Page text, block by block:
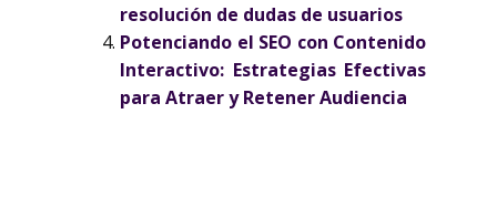
resolución de dudas de usuarios
Potenciando el SEO con Contenido
Interactivo: Estrategias Efectivas
para Atraer y Retener Audiencia